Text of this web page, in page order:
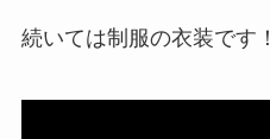
続いては制服の衣装です！